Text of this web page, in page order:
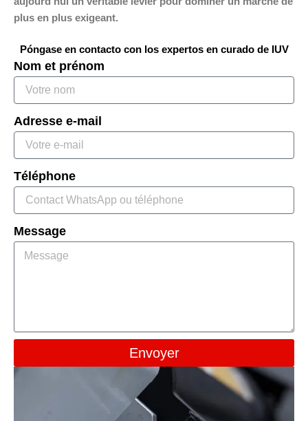
plus en plus exigeant.
Póngase en contacto con los expertos en curado de IUV
Nom et prénom
Adresse e-mail
Téléphone
Message
Envoyer